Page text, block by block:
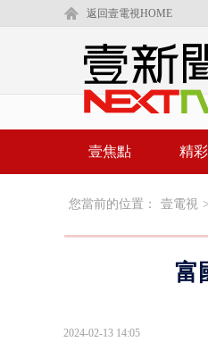
返回壹電視HOME
壹焦點 精
您當前的位置： 壹電視 >
富
2024-02-13 14:05